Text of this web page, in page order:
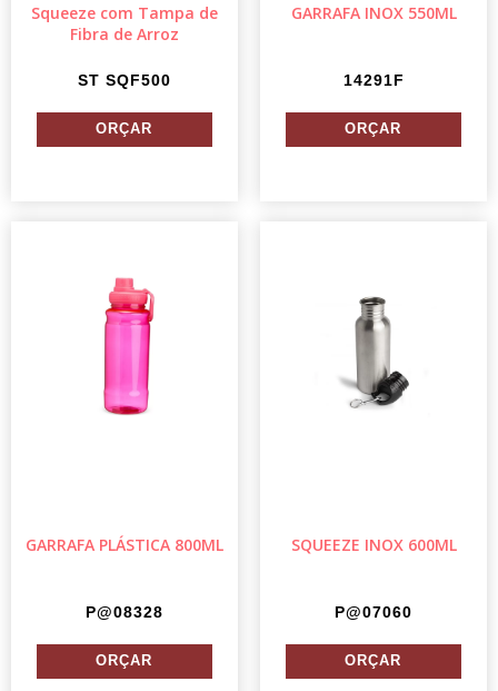
Squeeze com Tampa de
Fibra de Arroz
ST SQF500
GARRAFA INOX 550ML
14291F
GARRAFA PLÁSTICA 800ML
P@08328
SQUEEZE INOX 600ML
P@07060